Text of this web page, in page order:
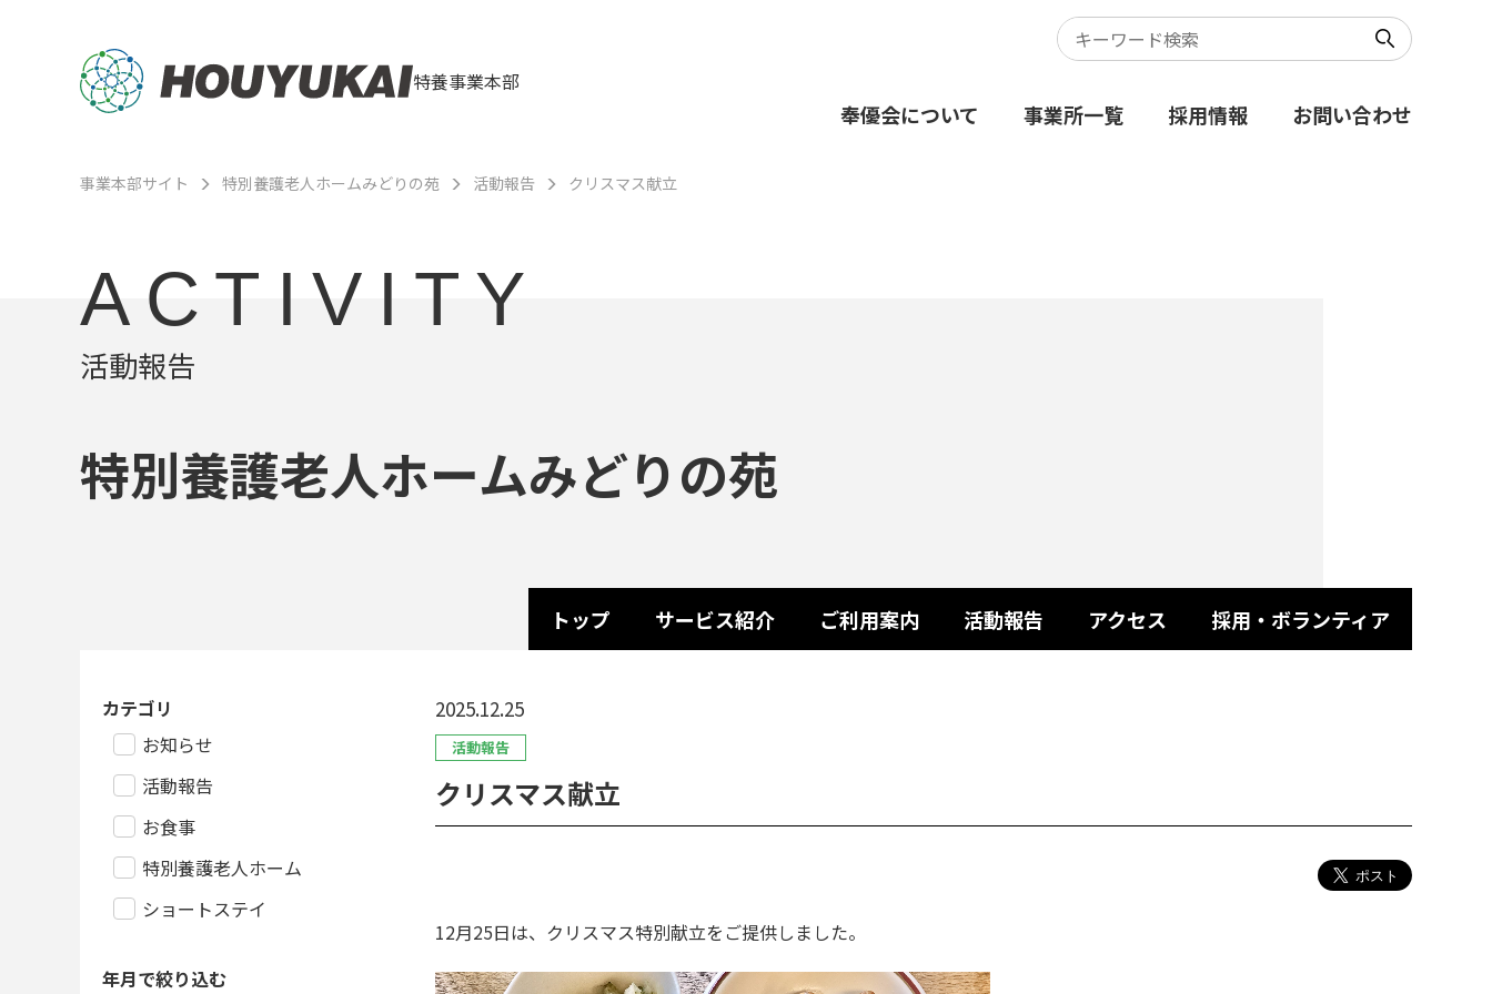
特養事業本部
奉優会について 事業所一覧 採用情報 お問い合わせ
事業本部サイト 特別養護老人ホームみどりの苑 活動報告 クリスマス献立
ACTIVITY
活動報告
特別養護老人ホームみどりの苑
トップ サービス紹介 ご利用案内 活動報告 アクセス 採用・ボランティア
2025.12.25
活動報告
クリスマス献立
12月25日は、クリスマス特別献立をご提供しました。
カテゴリ
お知らせ
活動報告
お食事
特別養護老人ホーム
ショートステイ
年月で絞り込む